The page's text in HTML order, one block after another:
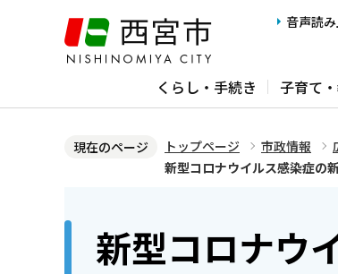
ジ
音声読
くらし・手続き 子育て
現在のページ トップページ 市政情報
新型コロナウイルス感染症の
新型コロナウ